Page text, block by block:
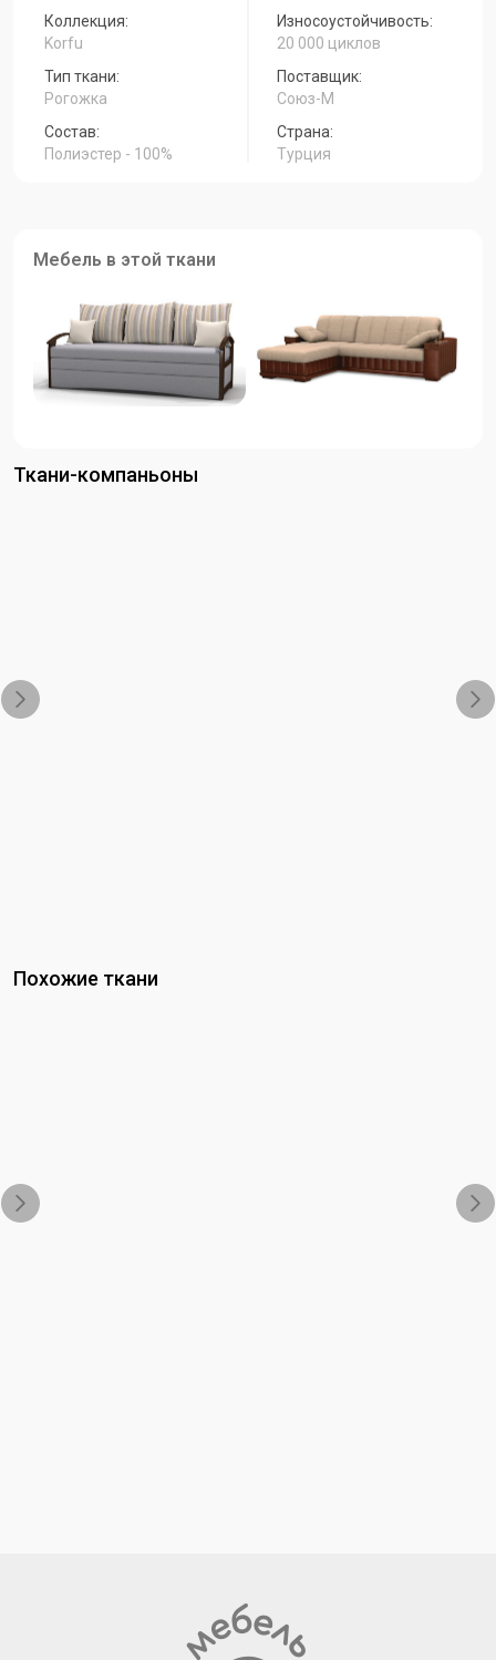
Malta 16A
Коллекция:
Korfu
Износоустойчивость:
20 000 циклов
Тип ткани:
Рогожка
Поставщик:
Союз-М
Состав:
Полиэстер - 100%
Страна:
Турция
Мебель в этой ткани
Ткани-компаньоны
Похожие ткани